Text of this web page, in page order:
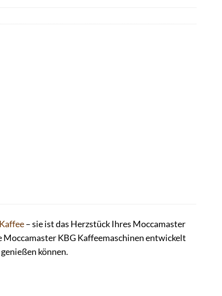
Kaffee– sie ist das Herzstück Ihres Moccamaster
KBG Kaffeemaschinen entwickelt
können.